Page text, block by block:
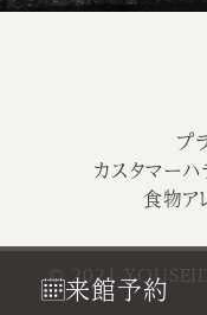
来館予約
プ
カスタマー
食物ア
© 2021